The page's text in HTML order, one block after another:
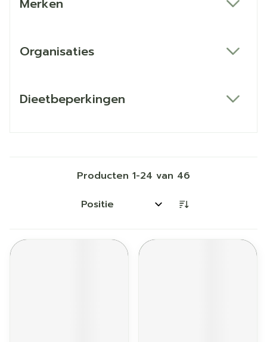
Merken
Organisaties
Dieetbeperkingen
Producten 1-24 van 46
Sorteer op: